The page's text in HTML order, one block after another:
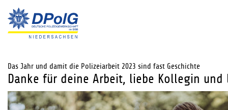
Das Jahr und damit die Polizeiarbeit 2023 sind fast Geschichte
Danke für deine Arbeit, liebe Kollegin und